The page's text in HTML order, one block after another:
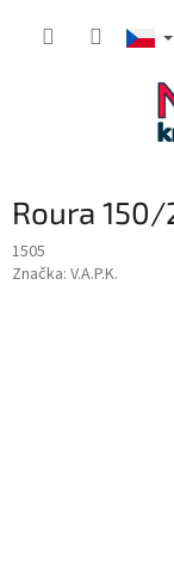
Roura 150/
1505
Značka: V.A.P.K.